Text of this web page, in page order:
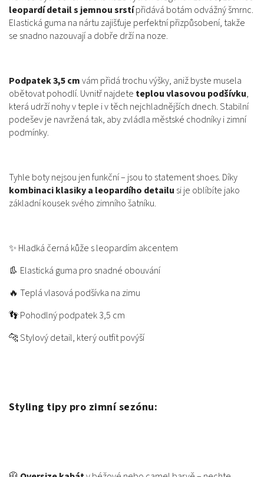
leopardí detail s jemnou srstípřidává botám odvážný šmrnc.
Elastická guma na nártu zajišťuje perfektní přizpůsobení, takže
se snadno nazouvají a dobře drží na noze.
Podpatek 3,5 cmvám přidá trochu výšky, aniž byste musela
obětovat pohodlí. Uvnitř najdete teplou vlasovou podšívku,
která udrží nohy v teple i v těch nejchladnějších dnech. Stabilní
podešev je navržená tak, aby zvládla městské chodníky i zimní
podmínky.
Tyhle boty nejsou jen funkční – jsou to statement shoes. Díky
kombinaci klasiky a leopardího detailu si je oblíbíte jako
základní kousek svého zimního šatníku.
✨ Hladká černá kůže s leopardím akcentem
👢 Elastická guma pro snadné obouvání
🔥 Teplá vlasová podšívka na zimu
👣 Pohodlný podpatek 3,5 cm
🐆 Stylový detail, který outfit povýší
Styling tipy pro zimní sezónu: